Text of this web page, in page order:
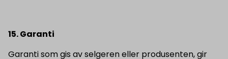
15. Garanti
Garanti som gis av selgeren eller produsenten, gir